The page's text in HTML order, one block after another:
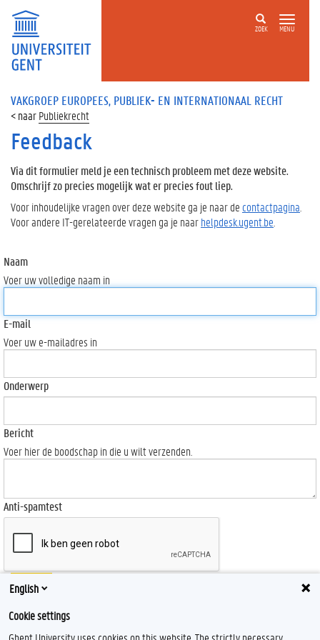
ZOEK MENU
VAKGROEP EUROPEES, PUBLIEK- EN INTERNATIONAAL RECHT
Publiekrecht
Feedback
Via dit formulier meld je een technisch probleem met deze website.
Omschrijf zo precies mogelijk wat er precies fout liep.
Voor inhoudelijke vragen over deze website ga je naar de contactpagina
Voor andere IT-gerelateerde vragen ga je naarhelpdesk.ugent.be
Naam
Voer uw volledige naam in
E-mail
Voer uw e-mailadres in
Onderwerp
Bericht
Voer hier de boodschap in die u wilt verzenden.
Anti-spamtest
Send
English
Cookie settings